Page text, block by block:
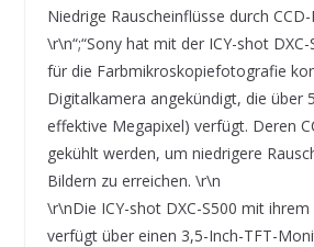
Niedrige Rauscheinflüsse durch
\r\n“;“Sony hat mit der ICY-shot
für die Farbmikroskopiefotografie
Digitalkamera angekündigt, die über
effektive Megapixel) verfügt. Deren
gekühlt werden, um niedrigere
Bildern zu erreichen. \r\n
\r\nDie ICY-shot DXC-S500 mit ihrem
verfügt über einen 3,5-Inch-TFT-